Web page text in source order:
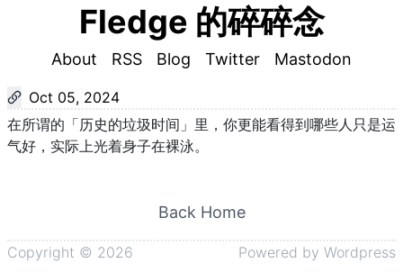
Fledge 的碎碎念
About RSS Blog Twitter Mastodon
Oct 05, 2024
在所谓的「历史的垃圾时间」里，你更能看得到哪些人只是运
气好，实际上光着身子在裸泳。
Back Home
Copyright © 2026 Powered by Wordpress